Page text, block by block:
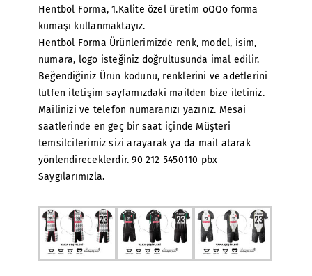
Hentbol Forma, 1.Kalite özel üretim oQQo forma
kumaşı kullanmaktayız.
Hentbol Forma Ürünlerimizde renk, model, isim,
numara, logo isteğiniz doğrultusunda imal edilir.
Beğendiğiniz Ürün kodunu, renklerini ve adetlerini
lütfen iletişim sayfamızdaki mailden bize iletiniz.
Mailinizi ve telefon numaranızı yazınız. Mesai
saatlerinde en geç bir saat içinde Müşteri
temsilcilerimiz sizi arayarak ya da mail atarak
yönlendireceklerdir. 90 212 5450110 pbx
Saygılarımızla.